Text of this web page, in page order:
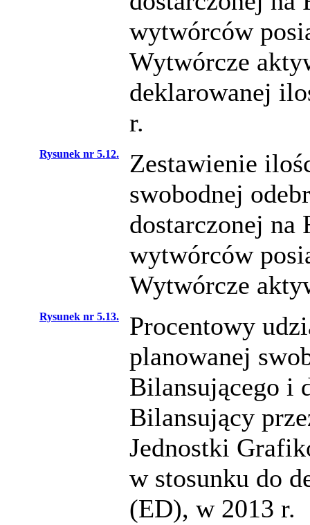
wytwórców
Wytwórcze
deklarowanej
r.
Rysunek nr 5.12.
Zestawienie
swobodnej
dostarczonej na
wytwórców
Wytwórcze
Rysunek nr 5.13.
Procentowy
planowanej
Bilansującego i
Bilansujący
Jednostki
w stosunku do
(ED), w 2013 r.